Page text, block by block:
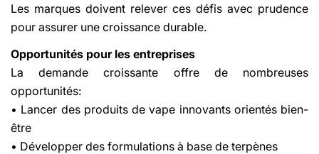
Les marques doivent relever ces défis avec prudence
pour assurer une croissance durable.
Opportunités pour les entreprises
La demande croissante offre de nombreuses
opportunités:
• Lancer des produits de vape innovants orientés bien-
être
• Développer des formulations à base de terpènes